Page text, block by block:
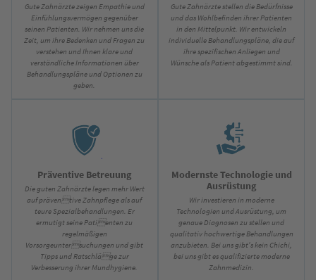
Gute Zahnärzte zeigen Empathie und
Einfühlungsvermögen gegenüber
seinen Patienten. Wir nehmen uns die
Zeit, um ihre Bedenken und Fragen zu
verstehen und Ihnen klare und
verständliche Informationen über
Behandlungspläne und Optionen zu
geben.
Gute Zahnärzte stellen die Bedürfnisse
und das Wohlbefinden ihrer Patienten
in den Mittelpunkt. Wir entwickeln
individuelle Behandlungspläne, die auf
ihre spezifischen Anliegen und
Wünsche als Patient abgestimmt sind.
Präventive Betreuung
Die guten Zahnärzte legen mehr Wert
auf präventive Zahnpflege als auf
teure Spezialbehandlungen. Er
ermutigt seine Patienten zu
regelmäßigen
Vorsorgeuntersuchungen und gibt
Tipps und Ratschläge zur
Verbesserung ihrer Mundhygiene.
Modernste Technologie und
Ausrüstung
Wir investieren in moderne
Technologien und Ausrüstung, um
genaue Diagnosen zu stellen und
qualitativ hochwertige Behandlungen
anzubieten. Bei uns gibt's kein Chichi,
bei uns gibt es qualifizierte moderne
Zahnmedizin.